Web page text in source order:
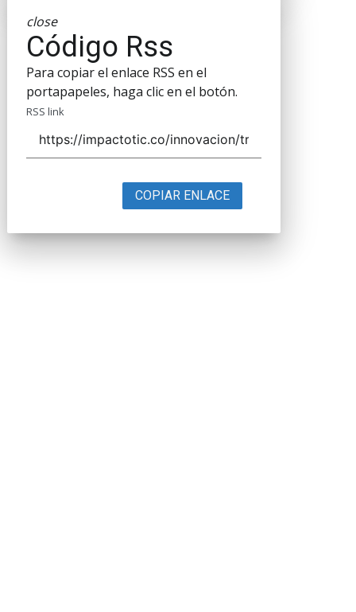
close
Código Rss
Para copiar el enlace RSS en el
portapapeles, haga clic en el botón.
RSS link
COPIAR ENLACE